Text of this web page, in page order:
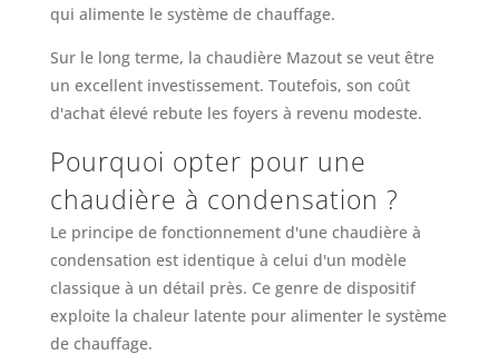
qui alimente le système de chauffage.
Sur le long terme, la chaudière Mazout se veut être
un excellent investissement. Toutefois, son coût
d'achat élevé rebute les foyers à revenu modeste.
Pourquoi opter pour une
chaudière à condensation ?
Le principe de fonctionnement d'une chaudière à
condensation est identique à celui d'un modèle
classique à un détail près. Ce genre de dispositif
exploite la chaleur latente pour alimenter le système
de chauffage.